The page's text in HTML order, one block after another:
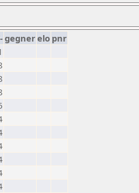
gegnerelo pnr